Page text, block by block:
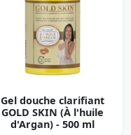
Gel douche clarifiant
GOLD SKIN (À l'huile
d'Argan) - 500 ml